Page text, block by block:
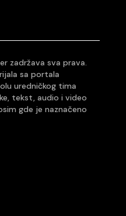
zadržava sva prava.
sa portala
uredničkog tima
tekst, audio i video
gde je naznačeno